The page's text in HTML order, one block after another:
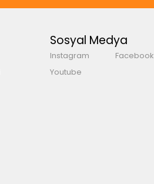
Sosyal Medya
Instagram
Facebook
Youtube